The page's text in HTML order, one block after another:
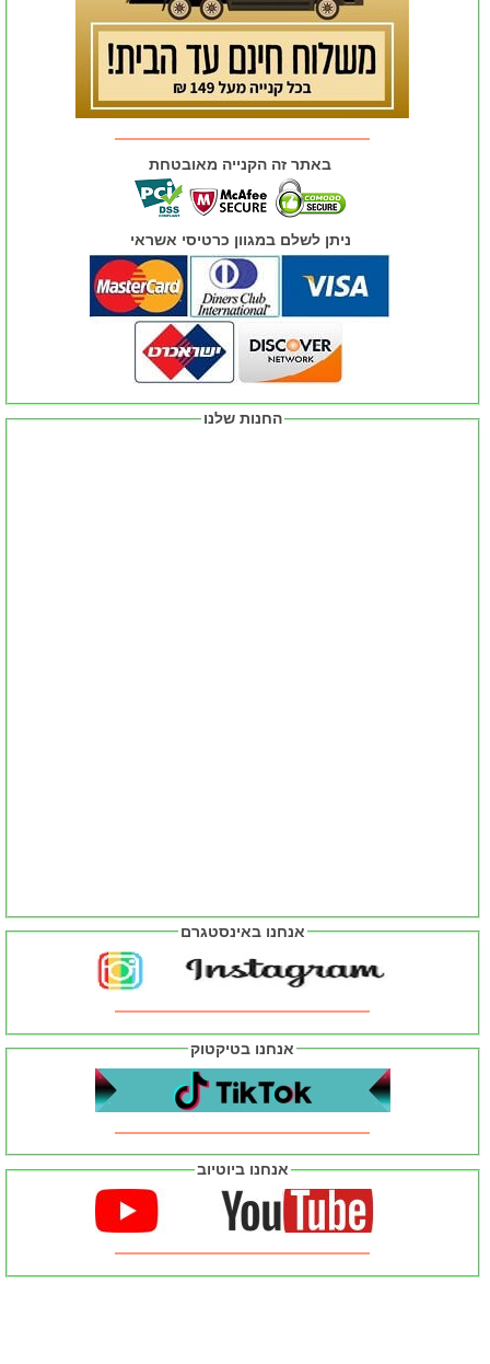
החנות שלנו
אנחנו באינסטגרם
אנחנו בטיקטוק
אנחנו ביוטיוב